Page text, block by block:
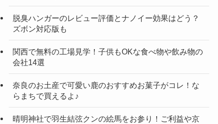
脱臭ハンガーのレビュー評価とナノイー効果はどう？
ズボン対応版も
関西で無料の工場見学！子供もOKな食べ物や飲み物の
会社14選
奈良のお土産で可愛い鹿のおすすめお菓子がコレ！な
らまちで買えるよ♪
晴明神社で羽生結弦クンの絵馬をお参り！ご利益や京